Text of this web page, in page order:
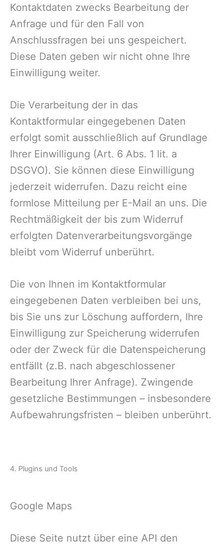
Kontaktdaten zwecks Bearbeitung der
Anfrage und für den Fall von
Anschlussfragen bei uns gespeichert.
Diese Daten geben wir nicht ohne Ihre
Einwilligung weiter.
Die Verarbeitung der in das
Kontaktformular eingegebenen Daten
erfolgt somit ausschließlich auf Grundlage
Ihrer Einwilligung (Art. 6 Abs. 1 lit. a
DSGVO). Sie können diese Einwilligung
jederzeit widerrufen. Dazu reicht eine
formlose Mitteilung per E-Mail an uns. Die
Rechtmäßigkeit der bis zum Widerruf
erfolgten Datenverarbeitungsvorgänge
bleibt vom Widerruf unberührt.
Die von Ihnen im Kontaktformular
eingegebenen Daten verbleiben bei uns,
bis Sie uns zur Löschung auffordern, Ihre
Einwilligung zur Speicherung widerrufen
oder der Zweck für die Datenspeicherung
entfällt (z.B. nach abgeschlossener
Bearbeitung Ihrer Anfrage). Zwingende
gesetzliche Bestimmungen – insbesondere
Aufbewahrungsfristen – bleiben unberührt.
4. Plugins und Tools
Google Maps
Diese Seite nutzt über eine API den